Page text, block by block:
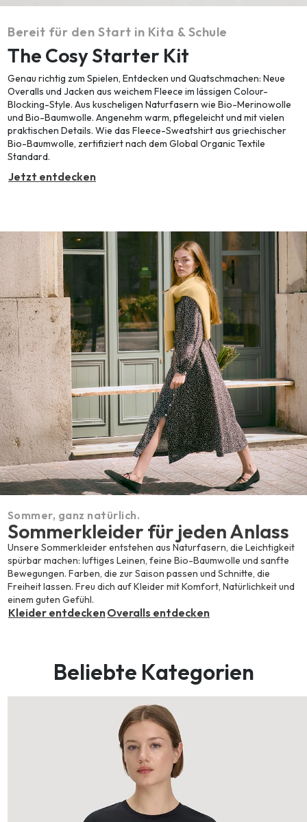
Bereit für den Start in Kita & Schule
The Cosy Starter Kit
Genau richtig zum Spielen, Entdecken und Quatschmachen: Neue
Overalls und Jacken aus weichem Fleece im lässigen Colour-
Blocking-Style. Aus kuscheligen Naturfasern wie Bio-Merinowolle
und Bio-Baumwolle. Angenehm warm, pflegeleicht und mit vielen
praktischen Details. Wie das Fleece-Sweatshirt aus griechischer
Bio-Baumwolle, zertifiziert nach dem Global Organic Textile
Standard.
Jetzt entdecken
Sommer, ganz natürlich.
Sommerkleider für jeden Anlass
Unsere Sommerkleider entstehen aus Naturfasern, die Leichtigkeit
spürbar machen: luftiges Leinen, feine Bio-Baumwolle und sanfte
Bewegungen. Farben, die zur Saison passen und Schnitte, die
Freiheit lassen. Freu dich auf Kleider mit Komfort, Natürlichkeit und
einem guten Gefühl.
Kleider entdeckenOveralls entdecken
Beliebte Kategorien